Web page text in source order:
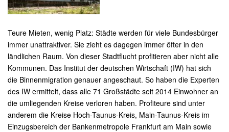
Teure Mieten, wenig Platz: Städte werden für viele Bundesbürger
immer unattraktiver. Sie zieht es dagegen immer öfter in den
ländlichen Raum. Von dieser Stadtflucht profitieren aber nicht alle
Kommunen. Das Institut der deutschen Wirtschaft (IW) hat sich
die Binnenmigration genauer angeschaut. So haben die Experten
des IW ermittelt, dass alle 71 Großstädte seit 2014 Einwohner an
die umliegenden Kreise verloren haben. Profiteure sind unter
anderem die Kreise Hoch-Taunus-Kreis, Main-Taunus-Kreis im
Einzugsbereich der Bankenmetropole Frankfurt am Main sowie